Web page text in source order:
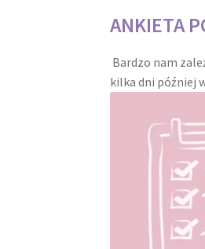
ANKIETA
Bardzo nam
kilka dni później